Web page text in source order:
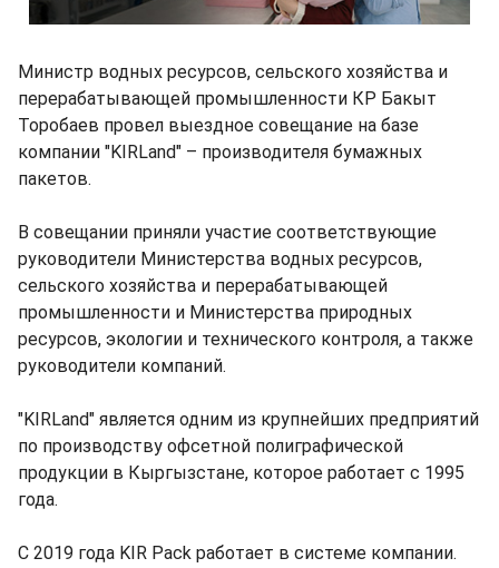
Министр водных ресурсов, сельского хозяйства и
перерабатывающей промышленности КР Бакыт
Торобаев провел выездное совещание на базе
компании "KIRLand" – производителя бумажных
пакетов.
В совещании приняли участие соответствующие
руководители Министерства водных ресурсов,
сельского хозяйства и перерабатывающей
промышленности и Министерства природных
ресурсов, экологии и технического контроля, а также
руководители компаний.
"KIRLand" является одним из крупнейших предприятий
по производству офсетной полиграфической
продукции в Кыргызстане, которое работает с 1995
года.
С 2019 года KIR Pack работает в системе компании.